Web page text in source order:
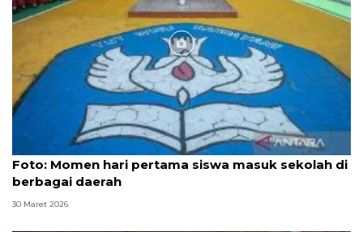
Foto: Momen hari pertama siswa masuk sekolah di
berbagai daerah
30 Maret 2026